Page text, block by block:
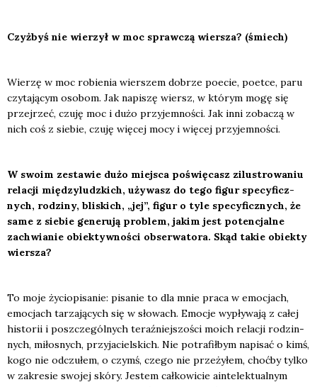
Czyż­byś nie wie­rzył w moc spraw­czą wier­sza? (śmiech)
Wie­rzę w moc robie­nia wier­szem dobrze poecie, poet­ce, paru
czy­ta­ją­cym oso­bom. Jak napi­szę wiersz, w któ­rym mogę się
przej­rzeć, czu­ję moc i dużo przy­jem­no­ści. Jak inni zoba­czą w
nich coś z sie­bie, czu­ję wię­cej mocy i wię­cej przy­jem­no­ści.
W swo­im zesta­wie dużo miej­sca poświę­casz zilu­stro­wa­niu
rela­cji mię­dzy­ludz­kich, uży­wasz do tego figur spe­cy­ficz­
nych, rodzi­ny, bli­skich, „jej”, figur o tyle spe­cy­ficz­nych, że
same z sie­bie gene­ru­ją pro­blem, jakim jest poten­cjal­ne
zachwia­nie obiek­tyw­no­ści obser­wa­to­ra. Skąd takie obiek­ty
wier­sza?
To moje życio­pi­sa­nie: pisa­nie to dla mnie pra­ca w emo­cjach,
emo­cjach tarza­ją­cych się w sło­wach. Emo­cje wypły­wa­ją z całej
histo­rii i poszcze­gól­nych teraź­niej­szo­ści moich rela­cji rodzin­
nych, miło­snych, przy­ja­ciel­skich. Nie potra­fił­bym napi­sać o kimś,
kogo nie odczu­łem, o czymś, cze­go nie prze­ży­łem, choć­by tyl­ko
w zakre­sie swo­jej skó­ry. Jestem cał­ko­wi­cie ain­te­lek­tu­al­nym